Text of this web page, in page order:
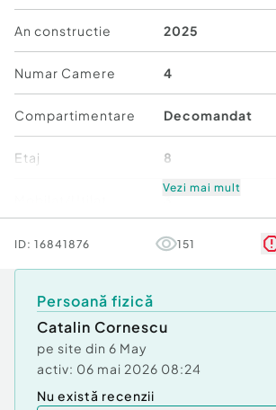
Dispune de 3 dormitoare mari, un
dedicat care va satisface cele mai
standarde de organizare și 3 băi
inteligent. Bucătăria separată
curată a zonei de dining.
Clădirea redefineste conceptul de
acasă: lobby monumental cu
securitate absolută, iar la parter –
wellness complet, cu piscină
Loc de parcare subteran și boxă
vizionări private, vă stau la
An constructie 2025
Numar Camere 4
Compartimentare Decomandat
Etaj 8
Număr niveluri imobil 12
Comfort 1
Vezi mai mult
ID: 16841876 151
Persoană fizică
Catalin Cornescu
pe site din 6 May
activ: 06 mai 2026 08:24
Nu există recenzii